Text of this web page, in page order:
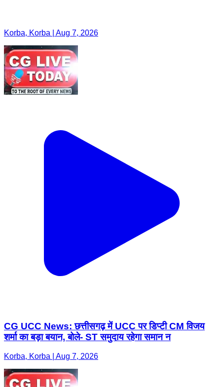
Korba, Korba | Aug 7, 2026
CG UCC News: छत्तीसगढ़ में UCC पर डिप्टी CM विजय
शर्मा का बड़ा बयान, बोले- ST समुदाय रहेगा समान न
Korba, Korba | Aug 7, 2026